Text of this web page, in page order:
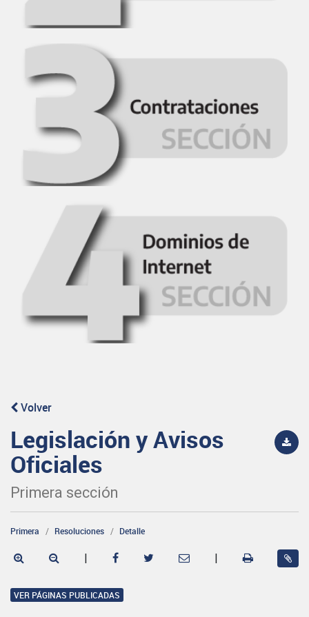
Volver
Legislación y Avisos
Oficiales
Primera sección
Primera Resoluciones Detalle
| |
VER PÁGINAS PUBLICADAS